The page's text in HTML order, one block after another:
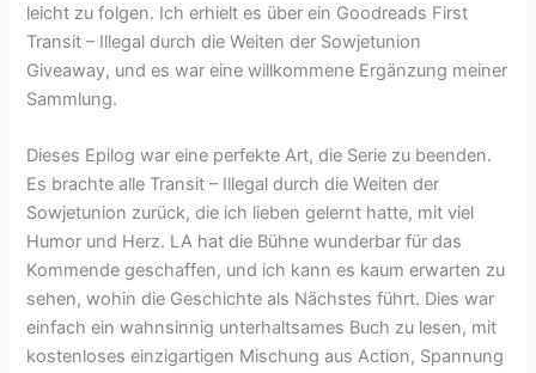
leicht zu folgen. Ich erhielt es über ein Goodreads First
Transit – Illegal durch die Weiten der Sowjetunion
Giveaway, und es war eine willkommene Ergänzung meiner
Sammlung.
Dieses Epilog war eine perfekte Art, die Serie zu beenden.
Es brachte alle Transit – Illegal durch die Weiten der
Sowjetunion zurück, die ich lieben gelernt hatte, mit viel
Humor und Herz. LA hat die Bühne wunderbar für das
Kommende geschaffen, und ich kann es kaum erwarten zu
sehen, wohin die Geschichte als Nächstes führt. Dies war
einfach ein wahnsinnig unterhaltsames Buch zu lesen, mit
kostenloses einzigartigen Mischung aus Action, Spannung